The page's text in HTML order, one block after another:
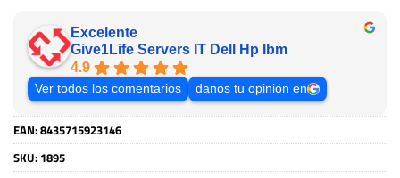
Excelente
Give1Life Servers IT Dell Hp Ibm
4.9
Ver todos los comentarios danos tu opinión en
EAN:8435715923146
SKU: 1895